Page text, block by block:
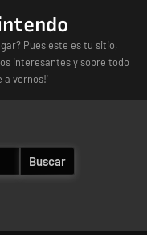
Pues este es tu sitio,
interesantes y sobre todo
a vernos!'